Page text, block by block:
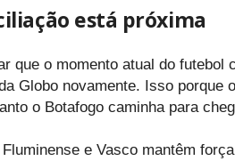
está próxima
que o momento atual do futebol
Globo novamente. Isso porque
o Botafogo caminha para
e Vasco mantêm